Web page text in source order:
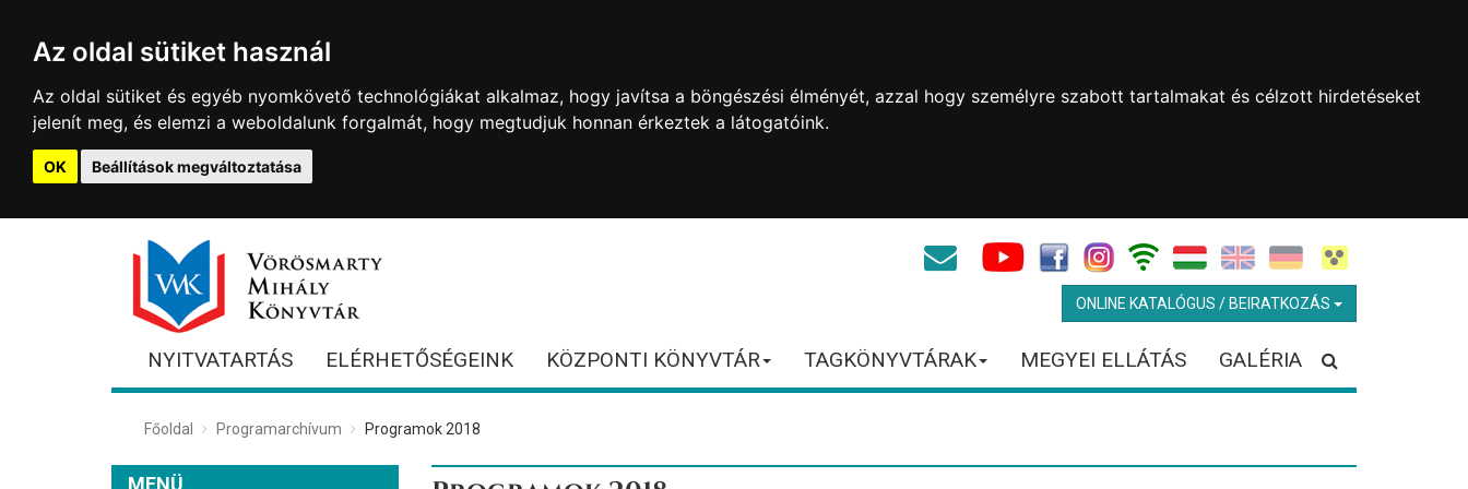
Az oldal sütiket használ
Az oldal sütiket és egyéb nyomkövető technológiákat alkalmaz, hogy javítsa a böngészési élményét, azzal hogy személyre szabott tartalmakat és célzott hirdetéseket
jelenít meg, és elemzi a weboldalunk forgalmát, hogy megtudjuk honnan érkeztek a látogatóink.
OK Beállítások megváltoztatása
ONLINE KATALÓGUS / BEIRATKOZÁS
NYITVATARTÁS ELÉRHETŐSÉGEINK KÖZPONTI KÖNYVTÁR TAGKÖNYVTÁRAK MEGYEI ELLÁTÁS GALÉRIA
Főoldal Programarchívum Programok 2018
MENÜ